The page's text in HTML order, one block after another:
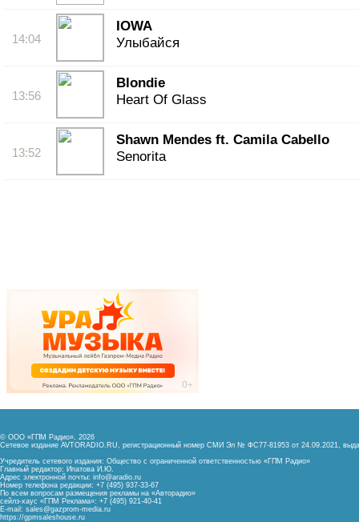
14:04
IOWA
Улыбайся
13:56
Blondie
Heart Of Glass
13:52
Shawn Mendes ft. Camila Cabello
Senorita
© ООО «ГПМ Радио», 2026
Сетевое издание AVTORADIO.RU, регистрационный номер СМИ Эл № ФС77-81953 от 24.09.2021,
Учредитель сетевого издания: Общество с ограниченной ответственностью «ГПМ Радио»
Главный редактор: Ипатова И.Ю.
Адрес электронной почты: info@aradio.ru
Номер телефона редакции: +7 (495) 937-33-67
По всем вопросам размещения рекламы на «Авторадио»
сейлз-хаус «ГПМ Реклама»: +7 (495) 921-40-41
E-mail: sales@gazprom-media.ru
https://gpmsaleshouse.ru